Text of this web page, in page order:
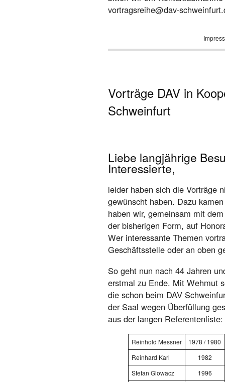
vortragsreihe@dav-
Vorträge DAV in
Schweinfurt
Liebe langjährige
Interessierte,
leider haben sich die Vorträge
gewünscht haben. Dazu
haben wir, gemeinsam mit
der bisherigen Form, auf
Wer interessante Themen
Geschäftsstelle oder an oben
So geht nun nach 44 Jahren
erstmal zu Ende. Mit Wehmut
die schon beim DAV
der Saal wegen Überfüllung
aus der langen Referentenliste:
Reinhold Messner
1978 / 1980
Reinhard Karl
1982
Stefan Glowacz
1996